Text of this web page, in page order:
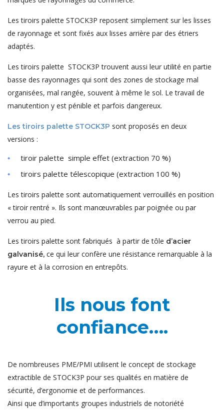
Les tiroirs palette STOCK3P reposent simplement sur les lisses
de rayonnage et sont fixés aux lisses arrière par des étriers
adaptés.
Les tiroirs palette STOCK3P trouvent aussi leur utilité en partie
basse des rayonnages qui sont des zones de stockage mal
organisées, mal rangée, souvent à même le sol. Le travail de
manutention y est pénible et parfois dangereux.
Les tiroirs palette STOCK3P sont proposés en deux
versions :
tiroir palette simple effet (extraction 70 %)
tiroirs palette télescopique (extraction 100 %)
Les tiroirs palette sont automatiquement verrouillés en position
« tiroir rentré ». Ils sont manœuvrables par poignée ou par
verrou au pied.
Les tiroirs palette sont fabriqués à partir de tôle d’acier
galvanisé, ce qui leur confère une résistance remarquable à la
rayure et à la corrosion en entrepôts.
Ils nous font
confiance….
De nombreuses PME/PMI utilisent le concept de stockage
extractible de STOCK3P pour ses qualités en matière de
sécurité, d’ergonomie et de performances.
Ainsi que d’importants groupes industriels de notoriété